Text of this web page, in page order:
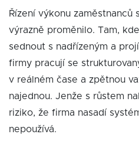
Řízení výkonu zaměstnanců
výrazně proměnilo. Tam,
sednout s nadřízeným a
firmy pracují se
v reálném čase a zpětnou
najednou. Jenže s růstem
riziko, že firma nasadí
nepoužívá.